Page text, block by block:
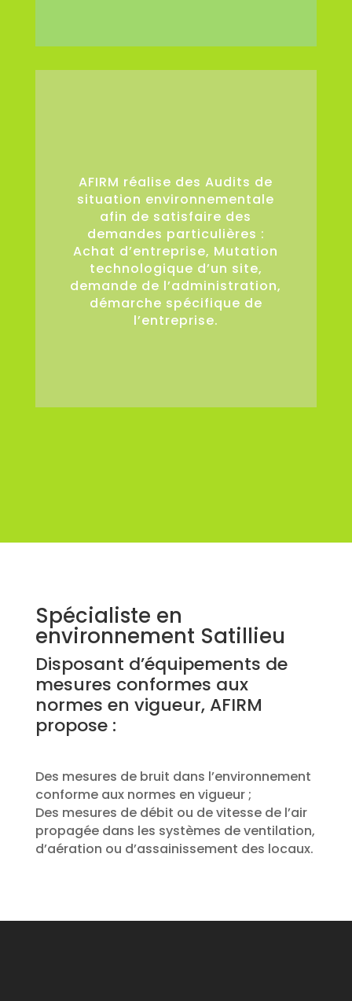
AFIRM réalise des Audits de
situation environnementale
afin de satisfaire des
demandes particulières :
Achat d’entreprise, Mutation
technologique d’un site,
demande de l’administration,
démarche spécifique de
l’entreprise.
Spécialiste en
environnement Satillieu
Disposant d’équipements de
mesures conformes aux
normes en vigueur, AFIRM
propose :
Des mesures de bruit dans l’environnement
conforme aux normes en vigueur ;
Des mesures de débit ou de vitesse de l’air
propagée dans les systèmes de ventilation,
d’aération ou d’assainissement des locaux.